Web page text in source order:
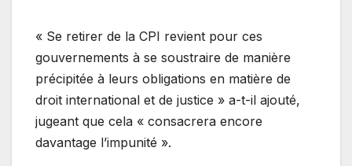
« Se retirer de la CPI revient pour ces
gouvernements à se soustraire de manière
précipitée à leurs obligations en matière de
droit international et de justice » a-t-il ajouté,
jugeant que cela « consacrera encore
davantage l’impunité ».